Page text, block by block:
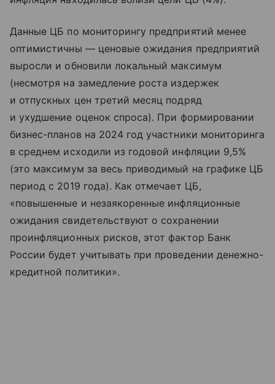
Данные ЦБ по мониторингу предприятий менее
оптимистичны — ценовые ожидания предприятий
выросли и обновили локальный максимум
(несмотря на замедление роста издержек
и отпускных цен третий месяц подряд
и ухудшение оценок спроса). При формировании
бизнес-планов на 2024 год участники мониторинга
в среднем исходили из годовой инфляции 9,5%
(это максимум за весь приводимый на графике ЦБ
период с 2019 года). Как отмечает ЦБ,
«повышенные и незаякоренные инфляционные
ожидания свидетельствуют о сохранении
проинфляционных рисков, этот фактор Банк
России будет учитывать при проведении денежно-
кредитной политики».